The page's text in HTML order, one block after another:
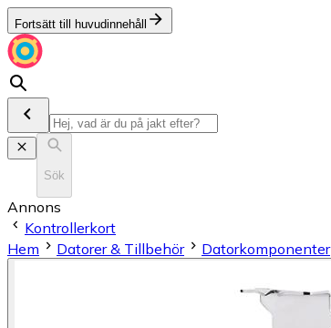
Fortsätt till huvudinnehåll
Sök
Annons
Kontrollerkort
Hem
Datorer & Tillbehör Datorkomponenter